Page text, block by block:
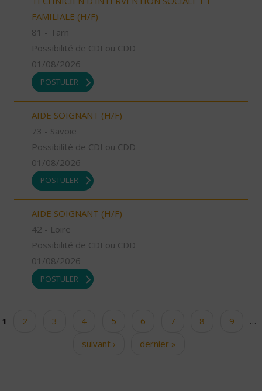
FAMILIALE (H/F)
81 - Tarn
Possibilité de CDI ou CDD
01/08/2026
POSTULER
AIDE SOIGNANT (H/F)
73 - Savoie
Possibilité de CDI ou CDD
01/08/2026
POSTULER
AIDE SOIGNANT (H/F)
42 - Loire
Possibilité de CDI ou CDD
01/08/2026
POSTULER
Pages
1 2 3 4 5 6 7 8 9
…
suivant ›
dernier »